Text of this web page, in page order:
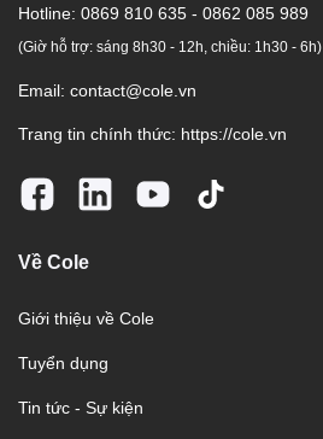
Hotline: 0869 810 635 - 0862 085 989
(Giờ hỗ trợ: sáng 8h30 - 12h, chiều: 1h30 - 6h)
Email: contact@cole.vn
Trang tin chính thức: https://cole.vn
Về Cole
Giới thiệu về Cole
Tuyển dụng
Tin tức - Sự kiện